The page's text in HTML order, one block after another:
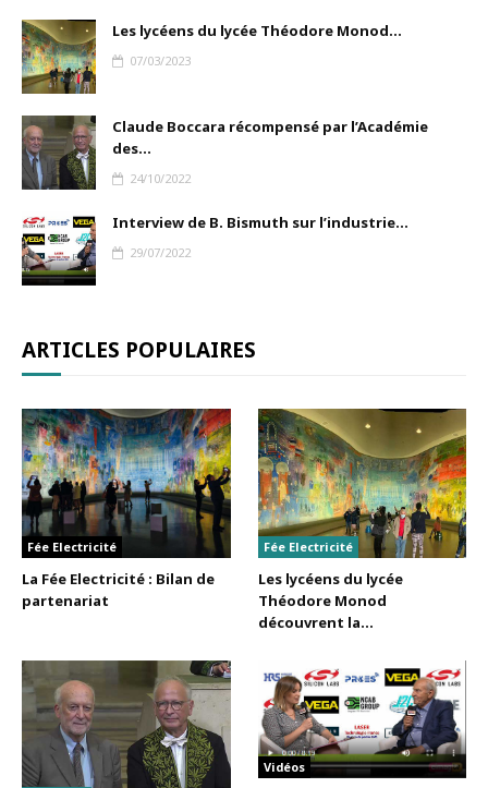
Les lycéens du lycée Théodore Monod...
07/03/2023
Claude Boccara récompensé par l’Académie
des...
24/10/2022
Interview de B. Bismuth sur l’industrie...
29/07/2022
ARTICLES POPULAIRES
Fée Electricité
La Fée Electricité : Bilan de
partenariat
Fée Electricité
Les lycéens du lycée
Théodore Monod
découvrent la...
Vidéos